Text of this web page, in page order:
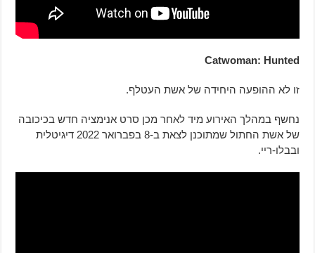
Catwoman: Hunted
זו לא ההופעה היחידה של אשת העטלף.
נחשף במהלך האירוע מיד לאחר מכן סרט אנימציה חדש בכיכובה
של אשת החתול שמתוכנן לצאת ב-8 בפברואר 2022 דיגיטלית
ובבלו-ריי.